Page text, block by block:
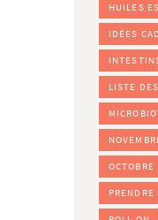
HUILES
IDÉES
LISTE
OCTOBRE